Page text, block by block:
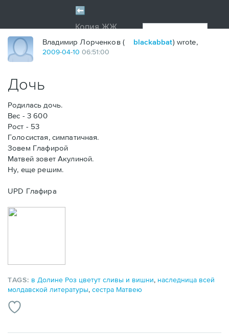
Владимир Лорченков ( blackabbat) wrote,
2009-04-10 06:51:00
Дочь
Родилась дочь.
Вес - 3 600
Рост - 53
Голосистая, симпатичная.
Зовем Глафирой
Матвей зовет Акулиной.
Ну, еще решим.
UPD Глафира
TAGS: в Долине Роз цветут сливы и вишни, наследница всей
молдавской литературы, сестра Матвею